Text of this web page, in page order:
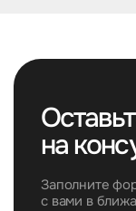
на
Заполните
с вами в